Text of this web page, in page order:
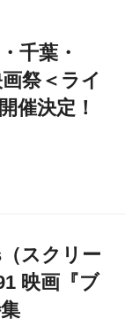
千葉・
祭＜ライ
催決定！
スクリー
映画『ブ